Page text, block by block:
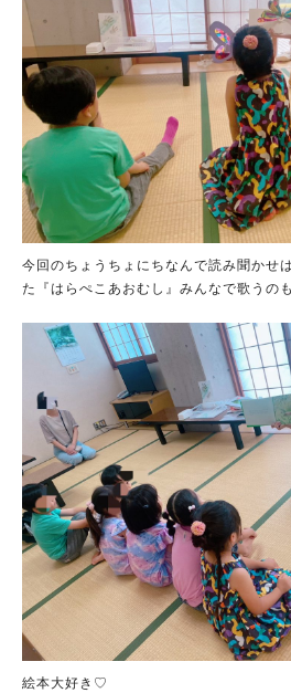
今回のちょうちょにちなんで読み聞かせ
た『はらぺこあおむし』みんなで歌うの
絵本大好き♡